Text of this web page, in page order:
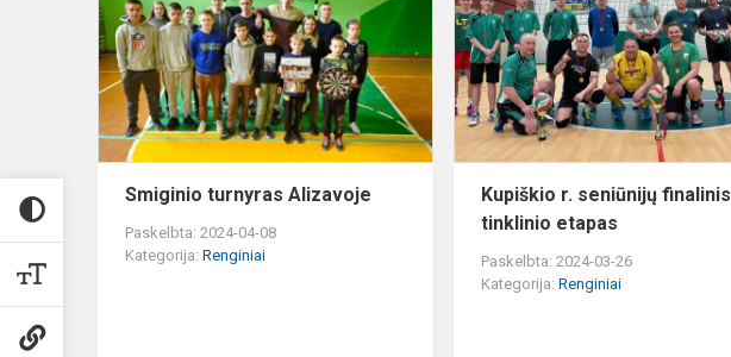
Alizavoje
Smiginio turnyras Alizavoje
Paskelbta: 2024-04-08
Kategorija: Renginiai
Kupiškio r. seniūnijų finalinis
tinklinio etapas
Paskelbta: 2024-03-26
Kategorija:Renginiai